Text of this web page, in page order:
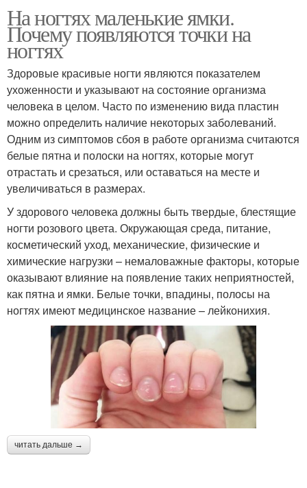
На ногтях маленькие ямки.
Почему появляются точки на
ногтях
Здоровые красивые ногти являются показателем
ухоженности и указывают на состояние организма
человека в целом. Часто по изменению вида пластин
можно определить наличие некоторых заболеваний.
Одним из симптомов сбоя в работе организма считаются
белые пятна и полоски на ногтях, которые могут
отрастать и срезаться, или оставаться на месте и
увеличиваться в размерах.
У здорового человека должны быть твердые, блестящие
ногти розового цвета. Окружающая среда, питание,
косметический уход, механические, физические и
химические нагрузки – немаловажные факторы, которые
оказывают влияние на появление таких неприятностей,
как пятна и ямки. Белые точки, впадины, полосы на
ногтях имеют медицинское название – лейконихия.
читать дальше →